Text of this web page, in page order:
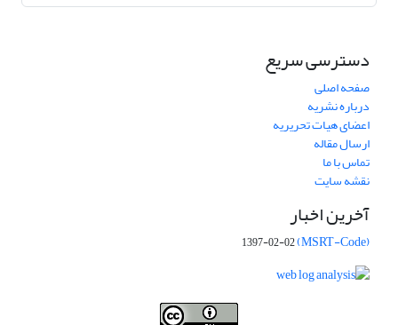
دسترسی سریع
صفحه اصلی
درباره نشریه
اعضای هیات تحریریه
ارسال مقاله
تماس با ما
نقشه سایت
آخرین اخبار
(MSRT-Code)
1397-02-02